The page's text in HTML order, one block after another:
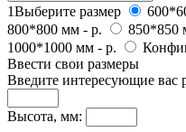
1Выберите размер
800*800 мм - р. 850*850
1000*1000 мм - р.
Ввести свои размеры
Введите интересующие вас
Высота, мм: